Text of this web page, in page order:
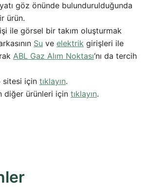
göz önünde bulundurulduğunda
ürün.
ile görsel bir takım oluşturmak
Su ve elektrik girişleri ile
ABL Gaz Alım Noktası‘nı da tercih
sitesi için tıklayın.
diğer ürünleri için tıklayın.